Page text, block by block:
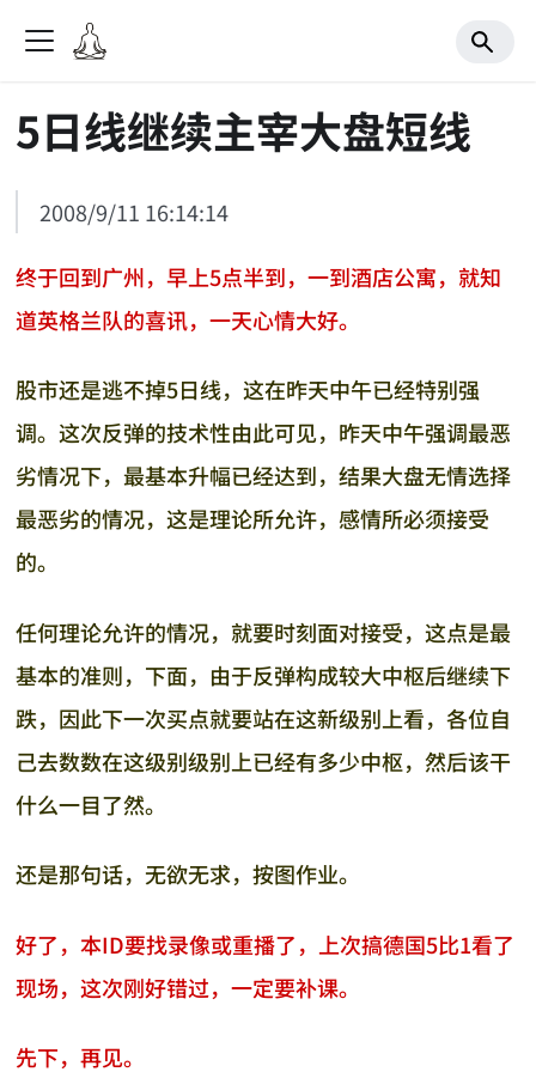
5日线继续主宰大盘短线
2008/9/11 16:14:14
终于回到广州，早上5点半到，一到酒店公寓，就知
道英格兰队的喜讯，一天心情大好。
股市还是逃不掉5日线，这在昨天中午已经特别强
调。这次反弹的技术性由此可见，昨天中午强调最恶
劣情况下，最基本升幅已经达到，结果大盘无情选择
最恶劣的情况，这是理论所允许，感情所必须接受
的。
任何理论允许的情况，就要时刻面对接受，这点是最
基本的准则，下面，由于反弹构成较大中枢后继续下
跌，因此下一次买点就要站在这新级别上看，各位自
己去数数在这级别级别上已经有多少中枢，然后该干
什么一目了然。
还是那句话，无欲无求，按图作业。
好了，本ID要找录像或重播了，上次搞德国5比1看了
现场，这次刚好错过，一定要补课。
先下，再见。